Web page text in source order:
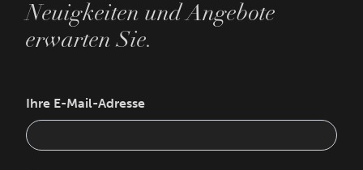
Neuigkeiten und Angebote
erwarten Sie.
Ihre E-Mail-Adresse